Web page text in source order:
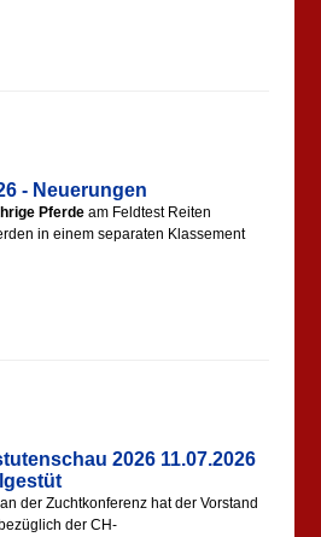
- Neuerungen
Pferde am Feldtest Reiten
in einem separaten Klassement
2026 11.07.2026
der Zuchtkonferenz hat der Vorstand
der CH-